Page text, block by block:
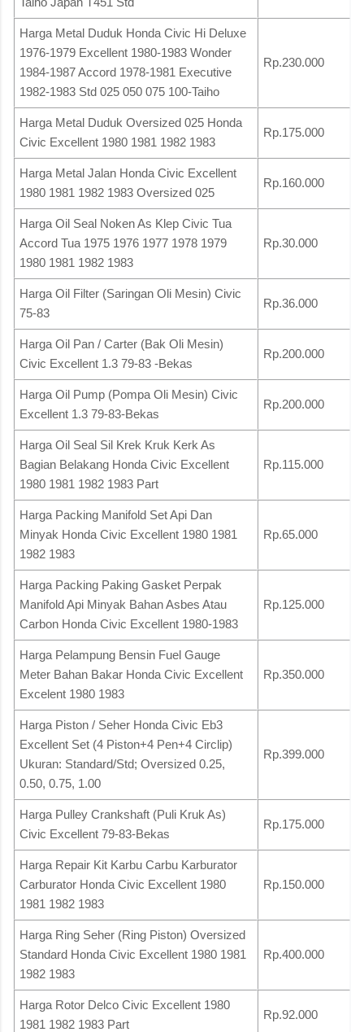
Harga Metal Duduk Honda Civic Hi Deluxe
1976-1979 Excellent 1980-1983 Wonder
1984-1987 Accord 1978-1981 Executive
1982-1983 Std 025 050 075 100-Taiho
Rp.230.000
Harga Metal Duduk Oversized 025 Honda
Civic Excellent 1980 1981 1982 1983
Rp.175.000
Harga Metal Jalan Honda Civic Excellent
1980 1981 1982 1983 Oversized 025
Rp.160.000
Harga Oil Seal Noken As Klep Civic Tua
Accord Tua 1975 1976 1977 1978 1979
1980 1981 1982 1983
Rp.30.000
Harga Oil Filter (Saringan Oli Mesin) Civic
75-83
Rp.36.000
Harga Oil Pan / Carter (Bak Oli Mesin)
Civic Excellent 1.3 79-83 -Bekas
Rp.200.000
Harga Oil Pump (Pompa Oli Mesin) Civic
Excellent 1.3 79-83-Bekas
Rp.200.000
Harga Oil Seal Sil Krek Kruk Kerk As
Bagian Belakang Honda Civic Excellent
1980 1981 1982 1983 Part
Rp.115.000
Harga Packing Manifold Set Api Dan
Minyak Honda Civic Excellent 1980 1981
1982 1983
Rp.65.000
Harga Packing Paking Gasket Perpak
Manifold Api Minyak Bahan Asbes Atau
Carbon Honda Civic Excellent 1980-1983
Rp.125.000
Harga Pelampung Bensin Fuel Gauge
Meter Bahan Bakar Honda Civic Excellent
Excelent 1980 1983
Rp.350.000
Harga Piston / Seher Honda Civic Eb3
Excellent Set (4 Piston+4 Pen+4 Circlip)
Ukuran: Standard/Std; Oversized 0.25,
0.50, 0.75, 1.00
Rp.399.000
Harga Pulley Crankshaft (Puli Kruk As)
Civic Excellent 79-83-Bekas
Rp.175.000
Harga Repair Kit Karbu Carbu Karburator
Carburator Honda Civic Excellent 1980
1981 1982 1983
Rp.150.000
Harga Ring Seher (Ring Piston) Oversized
Standard Honda Civic Excellent 1980 1981
1982 1983
Rp.400.000
Harga Rotor Delco Civic Excellent 1980
1981 1982 1983 Part
Rp.92.000